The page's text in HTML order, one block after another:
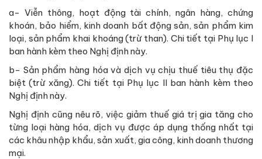
a- Viễn thông, hoạt động tài chính, ngân hàng, chứng
khoán, bảo hiểm, kinh doanh bất động sản, sản phẩm kim
loại, sản phẩm khai khoáng (trừ than). Chi tiết tại Phụ lục I
ban hành kèm theo Nghị định này.
b- Sản phẩm hàng hóa và dịch vụ chịu thuế tiêu thụ đặc
biệt (trừ xăng). Chi tiết tại Phụ lục II ban hành kèm theo
Nghị định này.
Nghị định cũng nêu rõ, việc giảm thuế giá trị gia tăng cho
từng loại hàng hóa, dịch vụ được áp dụng thống nhất tại
các khâu nhập khẩu, sản xuất, gia công, kinh doanh thương
mại.